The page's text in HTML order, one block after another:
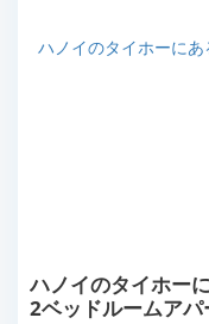
ハノイのタイホー
2ベッドルームア